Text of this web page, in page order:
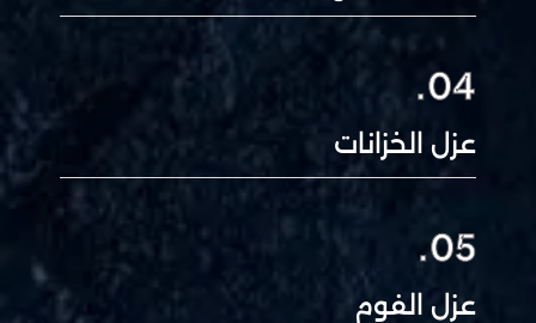
04.
عزل الخزانات
05.
عزل الفوم